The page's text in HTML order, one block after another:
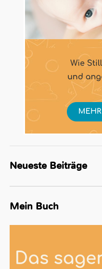
Neueste Beiträge
Mein Buch